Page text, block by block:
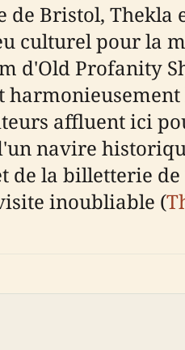
Bristol, Thekla
culturel pour la
d'Old Profanity
affluent ici
navire
de la billetterie
inoubliable (